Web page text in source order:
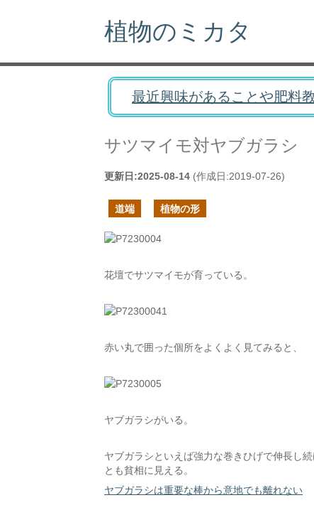
植物のミカタ
最近興味があることや肥料
サツマイモ対ヤブガラシ
更新日:2025-08-14 (作成日:2019-07-26)
道端 植物の形
花壇でサツマイモが育っている。
赤い丸で囲った個所をよくよく見てみると、
ヤブガラシがいる。
ヤブガラシといえば強力な巻きひげで伸長し
とも貧相に見える。
ヤブガラシは重要な棒から意地でも離れない